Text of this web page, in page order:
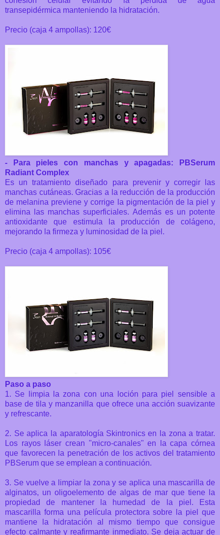
transepidérmica manteniendo la hidratación.
Precio (caja 4 ampollas): 120€
- Para pieles con manchas y apagadas: PBSerum
Radiant Complex
Es un tratamiento diseñado para prevenir y corregir las
manchas cutáneas. Gracias a la reducción de la producción
de melanina previene y corrige la pigmentación de la piel y
elimina las manchas superficiales. Además es un potente
antioxidante que estimula la producción de colágeno,
mejorando la firmeza y luminosidad de la piel.
Precio (caja 4 ampollas): 105€
Paso a paso
1. Se limpia la zona con una loción para piel sensible a
base de tila y manzanilla que ofrece una acción suavizante
y refrescante.
2. Se aplica la aparatología Skintronics en la zona a tratar.
Los rayos láser crean "micro-canales" en la capa córnea
que favorecen la penetración de los activos del tratamiento
PBSerum que se emplean a continuación.
3. Se vuelve a limpiar la zona y se aplica una mascarilla de
alginatos, un oligoelemento de algas de mar que tiene la
propiedad de mantener la humedad de la piel. Esta
mascarilla forma una película protectora sobre la piel que
mantiene la hidratación al mismo tiempo que consigue
efecto calmante y reafirmante inmediato. Se deja actuar de